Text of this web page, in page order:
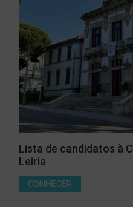
Lista de candidatos à
Leiria
CONHECER